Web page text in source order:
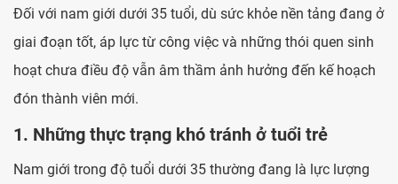
Đối với nam giới dưới 35 tuổi, dù sức khỏe nền tảng đang ở
giai đoạn tốt, áp lực từ công việc và những thói quen sinh
hoạt chưa điều độ vẫn âm thầm ảnh hưởng đến kế hoạch
đón thành viên mới.
1. Những thực trạng khó tránh ở tuổi trẻ
Nam giới trong độ tuổi dưới 35 thường đang là lực lượng